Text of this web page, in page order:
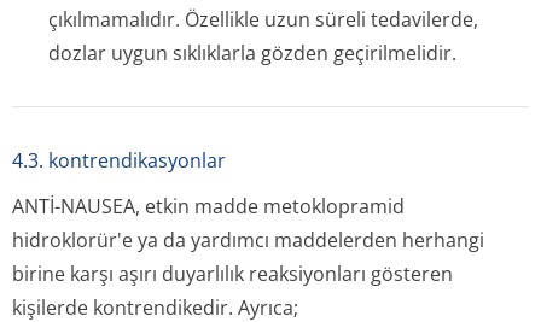
çıkılmamalıdır. Özellikle uzun süreli tedavilerde,
dozlar uygun sıklıklarla gözden geçirilmelidir.
4.3. kontrendikasyonlar
ANTİ-NAUSEA, etkin madde metoklopramid
hidroklorür'e ya da yardımcı maddelerden herhangi
birine karşı aşırı duyarlılık reaksiyonları gösteren
kişilerde kontrendikedir. Ayrıca;